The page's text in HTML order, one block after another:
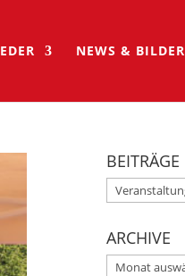
NEWS & BILDER
BEITRÄGE
BEITRÄGE
ARCHIVE
ARCHIVE